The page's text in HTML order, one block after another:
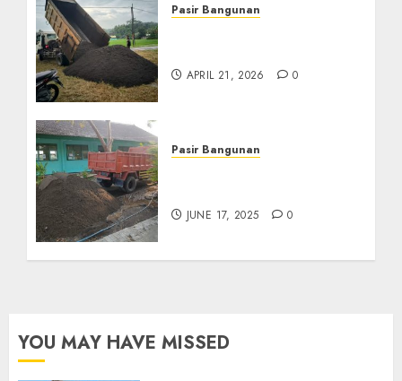
Pasir Bangunan
APRIL 21, 2026 0
Pasir Bangunan
JUNE 17, 2025 0
YOU MAY HAVE MISSED